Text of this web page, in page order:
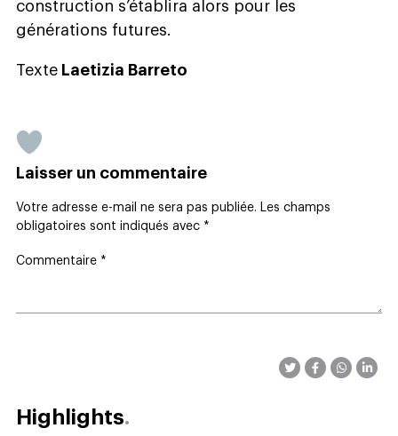
construction s’établira alors pour les
générations futures.
Texte Laetizia Barreto
Laisser un commentaire
Votre adresse e-mail ne sera pas publiée.
Les champs
obligatoires sont indiqués avec *
Commentaire *
Highlights